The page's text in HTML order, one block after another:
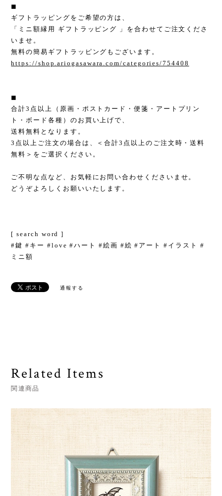
◼︎
ギフトラッピングをご希望の方は、
「ミニ額縁用 ギフトラッピング 」を合わせてご注文くださ
いませ。
無料の簡易ギフトラッピングもございます。
https://shop.ariogasawara.com/categories/754408
◼︎
合計3点以上（原画・ポストカード・便箋・アートプリン
ト・ボード各種）のお買い上げで、
送料無料となります。
3点以上ご注文の場合は、＜合計3点以上のご注文時・送料
無料＞をご選択ください。
ご不明な点など、お気軽にお問い合わせくださいませ。
どうぞよろしくお願いいたします。
[ search word ]
#鍵 #キー #love #ハート #絵画 #絵 #アート #イラスト #
ミニ額
通報する
Related Items
関連商品